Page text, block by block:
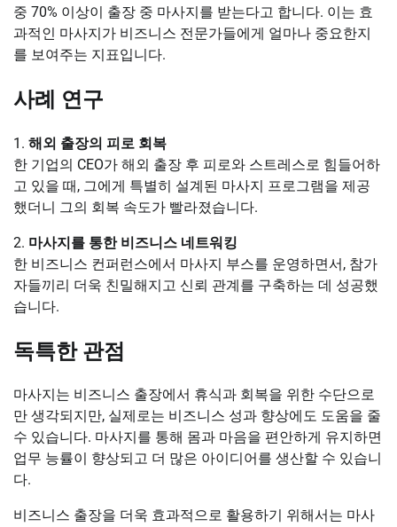
중 70% 이상이 출장 중 마사지를 받는다고 합니다. 이는 효
과적인 마사지가 비즈니스 전문가들에게 얼마나 중요한지
를 보여주는 지표입니다.
사례 연구
1. 해외 출장의 피로 회복
한 기업의 CEO가 해외 출장 후 피로와 스트레스로 힘들어하
고 있을 때, 그에게 특별히 설계된 마사지 프로그램을 제공
했더니 그의 회복 속도가 빨라졌습니다.
2. 마사지를 통한 비즈니스 네트워킹
한 비즈니스 컨퍼런스에서 마사지 부스를 운영하면서, 참가
자들끼리 더욱 친밀해지고 신뢰 관계를 구축하는 데 성공했
습니다.
독특한 관점
마사지는 비즈니스 출장에서 휴식과 회복을 위한 수단으로
만 생각되지만, 실제로는 비즈니스 성과 향상에도 도움을 줄
수 있습니다. 마사지를 통해 몸과 마음을 편안하게 유지하면
업무 능률이 향상되고 더 많은 아이디어를 생산할 수 있습니
다.
비즈니스 출장을 더욱 효과적으로 활용하기 위해서는 마사